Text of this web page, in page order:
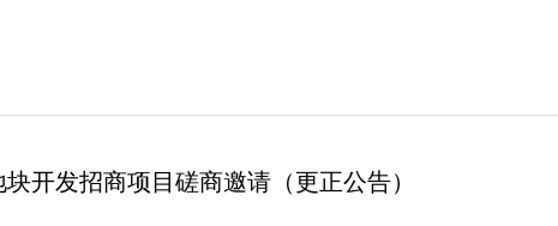
开发招商项目磋商邀请（更正公告）